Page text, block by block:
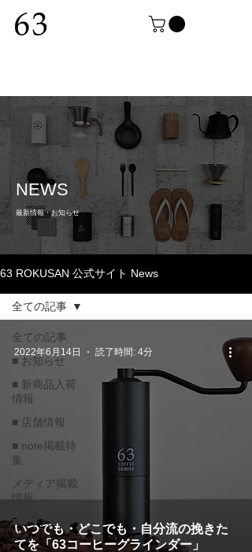
NEWS
最新情報・お知らせ
63 ROKUSAN 公式サイト News
全ての記事
■ お知らせ
■ 新商品入荷
情報
■ 店舗情報
■ note掲載特
集
メディア掲載
情報
■お手入れ方
法
全ての記事
いつでも・どこでも・自分流の挽きた
てを「63コーヒーグラインダー」
2022年6月14日 読了時間: 4分